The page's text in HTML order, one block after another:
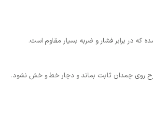
در برابر فشار و ضربه بسیار مقاوم است.
روی چمدان ثابت بماند و دچار خط و خش نشود.